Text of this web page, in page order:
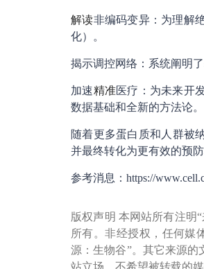
解读非编码变异：为理解
化）。
揭示调控网络：系统阐明
加速精准医疗：为未来开
数据基础和全新的方法论。
随着更多蛋白质和人群被
并最终转化为更有效的预防
参考消息：https://
版权声明 本网站所有注明
所有。非经授权，任何媒
源：生物谷”。其它来源